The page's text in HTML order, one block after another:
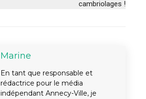
cambriolages !
Marine
En tant que responsable et
rédactrice pour le média
indépendant Annecy-Ville, je